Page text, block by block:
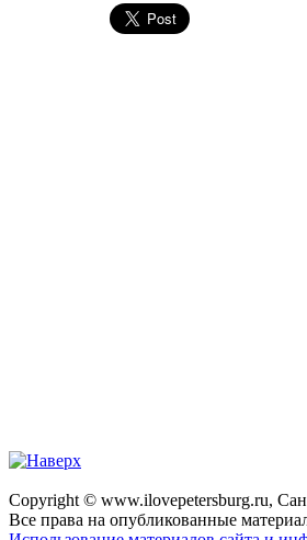
Copyright © www.ilovepetersburg.ru,
Все права на опубликованные